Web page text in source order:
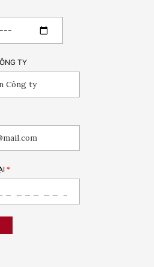
TY
*